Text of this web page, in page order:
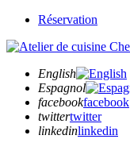
Réservation
English
Espagnol
facebookfacebook
twittertwitter
linkedinlinkedin